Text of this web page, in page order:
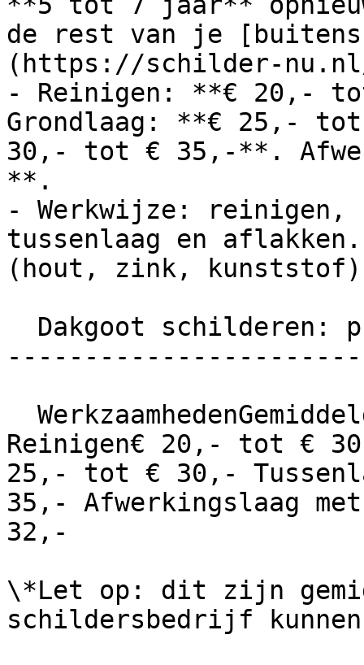
de rest van je
(https://schilder-
- Reinigen: **€ 20,-
Grondlaag: **€ 25,-
30,- tot € 35,-**.
**.
- Werkwijze: reinigen,
tussenlaag en
(hout, zink,
Reinigen€ 20,- tot €
25,- tot € 30,-
35,- Afwerkingslaag
32,-
\*Let op: dit zijn
schildersbedrijf